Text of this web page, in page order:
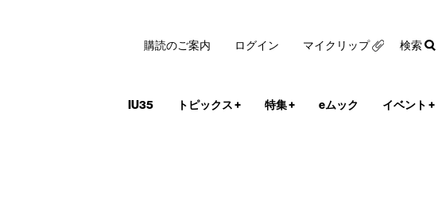
IU35 トピックス+ 特集+ eムック イベント +
購読のご案内 ログイン マイクリップ 検索